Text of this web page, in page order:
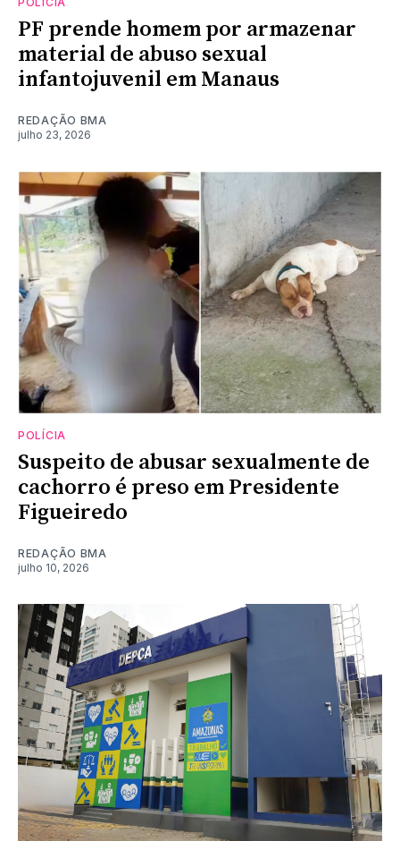
PF prende homem por armazenar
material de abuso sexual
infantojuvenil em Manaus
REDAÇÃO BMA
julho 23, 2026
POLÍCIA
Suspeito de abusar sexualmente de
cachorro é preso em Presidente
Figueiredo
REDAÇÃO BMA
julho 10, 2026